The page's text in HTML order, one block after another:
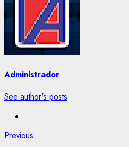
Administrador
See author's posts
Post
Previous